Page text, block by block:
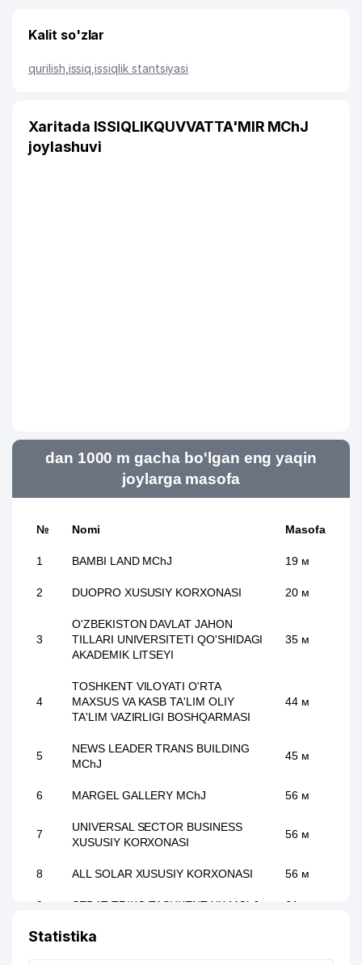
Kalit so'zlar
qurilish issiq ,issiqlik stantsiyasi
Xaritada ISSIQLIKQUVVATTA'MIR MChJ
joylashuvi
dan 1000 m gacha bo'lgan eng yaqin
joylarga masofa
№ Nomi Masofa
1 BAMBI LAND MChJ 19 м
2 DUOPRO XUSUSIY KORXONASI 20 м
3
O'ZBEKISTON DAVLAT JAHON
TILLARI UNIVERSITETI QO'SHIDAGI
AKADEMIK LITSEYI
35 м
4
TOSHKENT VILOYATI O'RTA
MAXSUS VA KASB TA'LIM OLIY
TA'LIM VAZIRLIGI BOSHQARMASI
44 м
5
NEWS LEADER TRANS BUILDING
MChJ
45 м
6 MARGEL GALLERY MChJ 56 м
7
UNIVERSAL SECTOR BUSINESS
XUSUSIY KORXONASI
56 м
8 ALL SOLAR XUSUSIY KORXONASI 56 м
9 SEDAT TRIKO TASHKENT XK MChJ 61 м
10 GREAT WALL CONSULTING MChJ
Statistika